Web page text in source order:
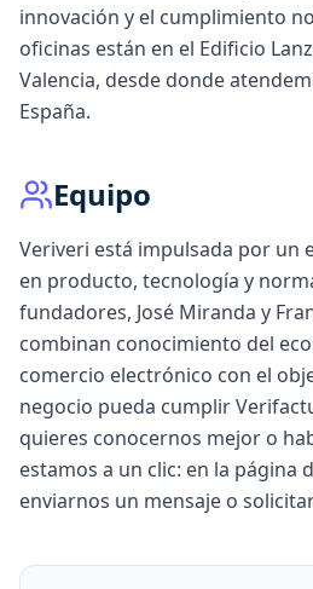
innovación y el cumplimiento
oficinas están en el Edificio
Valencia, desde donde
España.
Equipo
Veriveri está impulsada por un
en producto, tecnología y
fundadores, José Miranda y
combinan conocimiento del
comercio electrónico con el
negocio pueda cumplir
quieres conocernos mejor o
estamos a un clic: en la página
enviarnos un mensaje o